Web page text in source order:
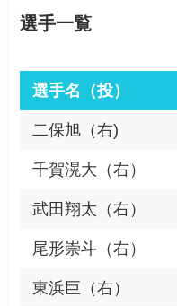
選手一覧
選手名（投）
二保旭（右)
千賀滉大（右）
武田翔太（右）
尾形崇斗（右）
東浜巨（右）